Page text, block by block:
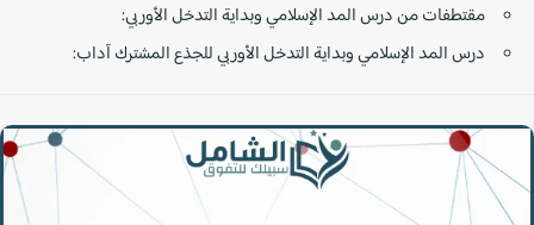
مقتطفات من درس المد الإسلامي وبداية التدخل الأوربي:
درس المد الإسلامي وبداية التدخل الأوربي للجذع المشترك آداب: